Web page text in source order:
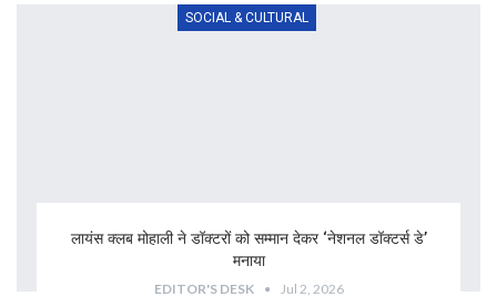
SOCIAL & CULTURAL
लायंस क्लब मोहाली ने डॉक्टरों को सम्मान देकर ‘नेशनल डॉक्टर्स डे’
मनाया
EDITOR'S DESK Jul 2, 2026